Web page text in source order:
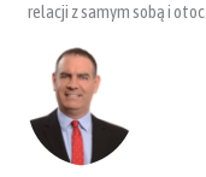
relacji z samym sobą i